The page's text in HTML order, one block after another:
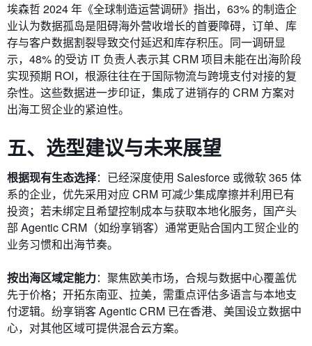
埃森哲 2024 年《全球制造运营调研》指出，63% 的制造企
业认为数据孤岛是阻碍海外营收增长的首要障碍，订单、库
存与客户数据割裂导致交付延迟和库存积压。同一调研显
示，48% 的受访 IT 负责人表示其 CRM 项目未能在出海阶段
实现预期 ROI，根源往往在于国际物流与跨境支付对接的复
杂性。这些数据进一步印证，集成了进销存的 CRM 方案对
出海工贸企业的紧迫性。
五、选型建议与未来展望
根据现有生态选择：已经深度使用 Salesforce 或微软 365 体
系的企业，优先采用对应 CRM 可减少集成摩擦并利用已有
投资；若未绑定且希望控制成本与获取本地化服务，国产头
部 Agentic CRM（如纷享销客）通常更贴合国内工贸企业的
业务习惯和出海节奏。
按出海区域定能力：聚焦欧美市场，合规与数据中心覆盖优
先于价格；开拓东南亚、拉美，需重点评估多语言与本地支
付逻辑。纷享销客 Agentic CRM 已在香港、美国设立数据中
心，对其他区域可提供混合云方案。